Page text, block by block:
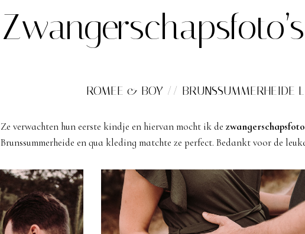
ROMEE & BOY // BRUNSSUMMERHEIDE
Ze verwachten hun eerste kindje en hiervan mocht ik de
Brunssummerheide en qua kleding matchte ze perfect. Bedankt voor de